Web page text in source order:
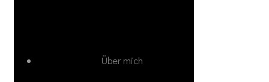
Über mich